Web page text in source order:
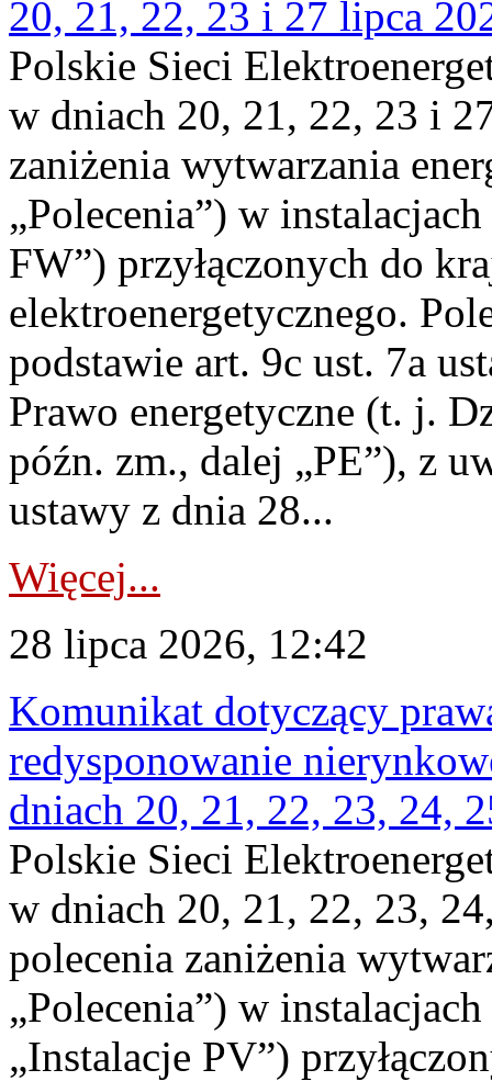
20, 21, 22, 23 i 27 lipca
Polskie Sieci
w dniach 20, 21, 22, 23 i
zaniżenia wytwarzania
„Polecenia”) w
FW”) przyłączonych do
elektroenergetycznego.
podstawie art. 9c ust. 7a
Prawo energetyczne (t. j.
późn. zm., dalej „PE”), z
ustawy z dnia 28...
Więcej...
28 lipca 2026, 12:42
Komunikat dotyczący
redysponowanie
dniach 20, 21, 22, 23, 24,
Polskie Sieci
w dniach 20, 21, 22, 23,
polecenia zaniżenia
„Polecenia”) w
„Instalacje PV”)